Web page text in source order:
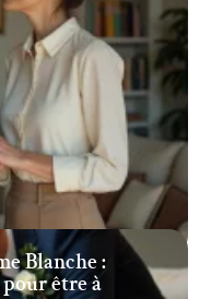
Blanche :
être à